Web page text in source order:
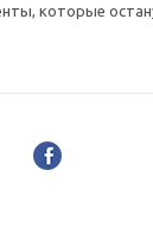
которые